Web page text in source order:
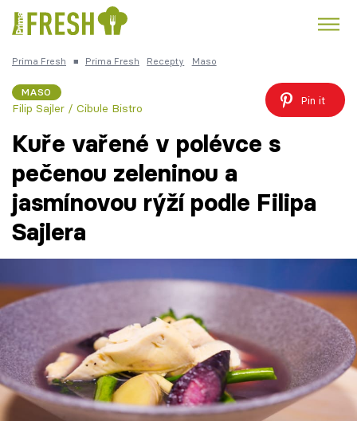
Česká kuchyně Čokoláda
Témata
Články
TV Program
Škola vaření
Recepty z TV
Prima Fresh ■ Prima Fresh Recepty Maso
MASO
Filip Sajler / Cibule Bistro
Pin it
Kuře vařené v polévce s
pečenou zeleninou a
jasmínovou rýží podle Filipa
Sajlera